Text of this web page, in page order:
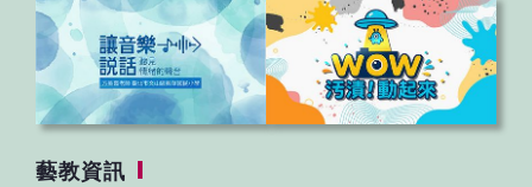
藝教資訊